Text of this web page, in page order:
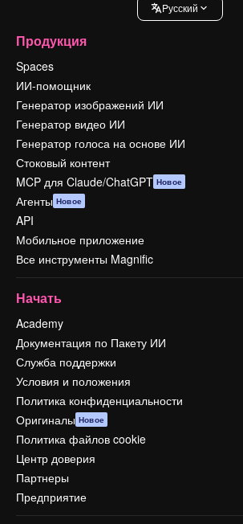
Pусский
Продукция
Spaces
ИИ-помощник
Генератор изображений ИИ
Генератор видео ИИ
Генератор голоса на основе ИИ
Стоковый контент
MCP для Claude/ChatGPT Новое
Агенты Новое
API
Мобильное приложение
Все инструменты Magnific
Начать
Academy
Документация по Пакету ИИ
Служба поддержки
Условия и положения
Политика конфиденциальности
Оригиналы Новое
Политика файлов cookie
Центр доверия
Партнеры
Предприятие